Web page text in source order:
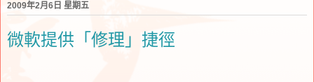
2009年2月6日 星期五
微軟提供「修理」捷徑